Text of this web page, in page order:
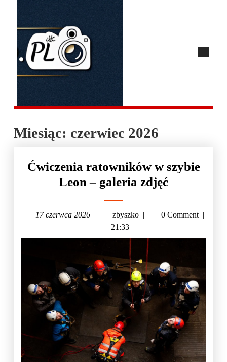
Miesiąc: czerwiec 2026
Ćwiczenia ratowników w szybie
Leon – galeria zdjęć
17 czerwca 2026 | zbyszko | 0 Comment |
21:33